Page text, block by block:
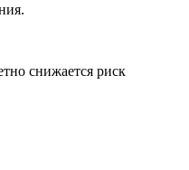
снижается риск